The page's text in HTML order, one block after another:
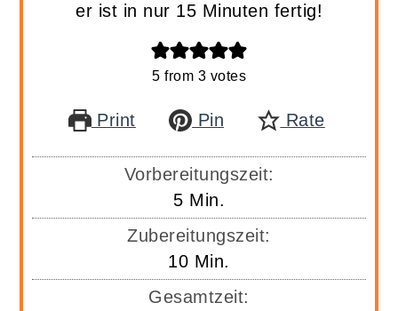
er ist in nur 15 Minuten fertig!
5 from 3 votes
Print Pin Rate
Vorbereitungszeit:
5Minuten
Min.
Zubereitungszeit:
10Minuten
Min.
Gesamtzeit: